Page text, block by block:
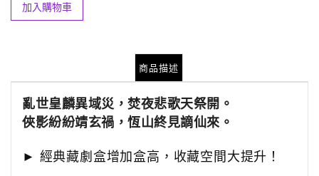
加入購物車
商品描述
亂世皇麟異域災，焚夜悲歌天祭開。
俠影紛紛靖玄禍，恆山終見謫仙來。
► 經典藏劇盒增加盒高，收藏空間大提升！